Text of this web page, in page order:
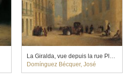
La Giralda, vue depuis la rue Placentines
Domínguez Bécquer, José